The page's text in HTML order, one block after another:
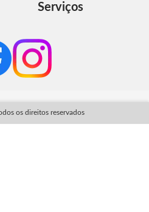
Serviços
os direitos reservados